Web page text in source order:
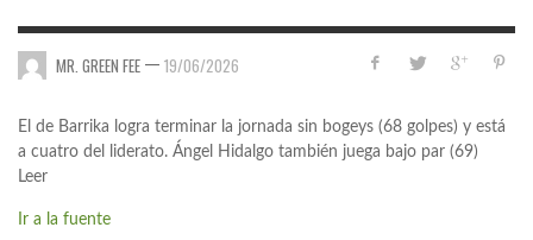
MR. GREEN FEE — 19/06/2026
El de Barrika logra terminar la jornada sin bogeys (68 golpes) y está
a cuatro del liderato. Ángel Hidalgo también juega bajo par (69)
Leer
Ir a la fuente